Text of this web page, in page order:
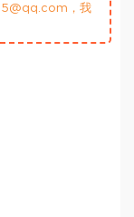
，我